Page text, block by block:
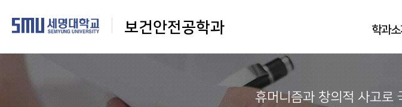
보건안전공학과 학과소
휴머니즘과 창의적 사고로